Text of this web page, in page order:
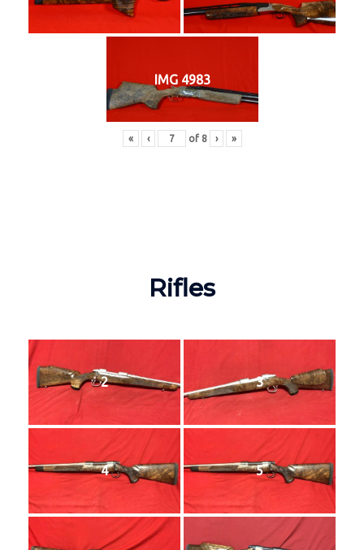
IMG 4983
« ‹ of 8 › »
Rifles
2 3
4 5